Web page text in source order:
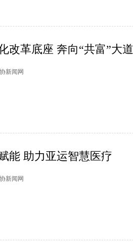
改革底座 奔向“共富”大道
新闻网
能 助力亚运智慧医疗
新闻网